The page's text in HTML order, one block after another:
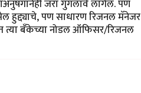
जरा गुगलावे लागेल. पण
हुद्द्याचे, पण साधारण रिजनल मॅनेजर
त्या बँकेच्या नोडल ऑफिसर/रिजनल